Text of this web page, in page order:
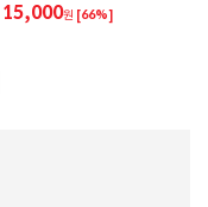
15,000원 [66%]